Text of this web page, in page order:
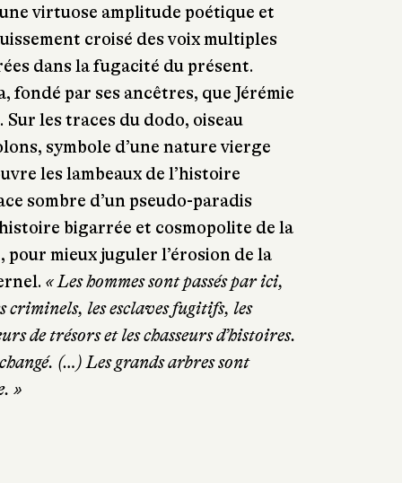
virtuose amplitude poétique et
croisé des voix multiples
dans la fugacité du présent.
fondé par ses ancêtres, que Jérémie
les traces du dodo, oiseau
symbole d’une nature vierge
les lambeaux de l’histoire
sombre d’un pseudo-paradis
bigarrée et cosmopolite de la
mieux juguler l’érosion de la
« Les hommes sont passés par ici,
les esclaves fugitifs, les
de trésors et les chasseurs d’histoires.
(…) Les grands arbres sont
»